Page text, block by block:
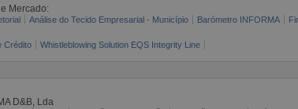
Mercado:
Análise do Tecido Empresarial - Município Barómetro INFORMA
Crédito Whistleblowing Solution EQS Integrity Line
D&B, Lda